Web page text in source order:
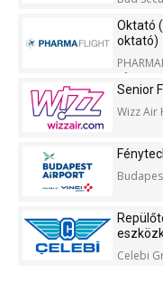
Oktató
oktató)
Kft.
Senior
Wizz Air
Celebi